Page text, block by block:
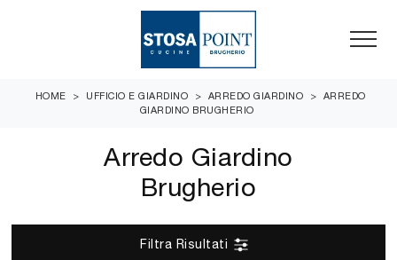
HOME > UFFICIO E GIARDINO > ARREDO GIARDINO >
ARREDO
GIARDINO BRUGHERIO
Arredo Giardino
Brugherio
Filtra Risultati